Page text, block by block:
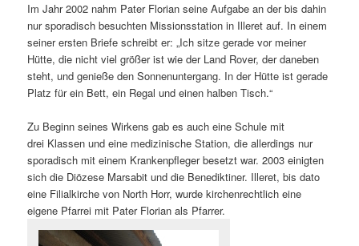
Im Jahr 2002 nahm Pater Florian seine Aufgabe an der bis dahin
nur sporadisch besuchten Missionsstation in Illeret auf. In einem
seiner ersten Briefe schreibt er: „Ich sitze gerade vor meiner
Hütte, die nicht viel größer ist wie der Land Rover, der daneben
steht, und genieße den Sonnenuntergang. In der Hütte ist gerade
Platz für ein Bett, ein Regal und einen halben Tisch.“
Zu Beginn seines Wirkens gab es auch eine Schule mit
drei Klassen und eine medizinische Station, die allerdings nur
sporadisch mit einem Krankenpfleger besetzt war. 2003 einigten
sich die Diözese Marsabit und die Benediktiner. Illeret, bis dato
eine Filialkirche von North Horr, wurde kirchenrechtlich eine
eigene Pfarrei mit Pater Florian als Pfarrer.